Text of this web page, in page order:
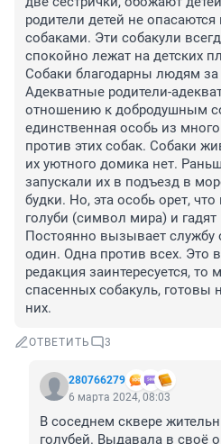
родители детей не
собаками. Эти собакули
спокойно лежат на детских
Собаки благодарны людям за
Адекватные родители-
отношению к добродушным
единственная особь из
против этих собак. Собаки
их уютного домика нет.
запускали их в подъезд в
будки. Но, эта особь орет,
голуби (символ мира) и
Постоянно вызывает службу
один. Одна против всех. Это
редакция заинтересуется,
спасенных собакуль, готовы
них.
ОТВЕТИТЬ 3
280766279
6 марта 2024, 08:03
В соседнем сквере
голубей. Выдавала в своё